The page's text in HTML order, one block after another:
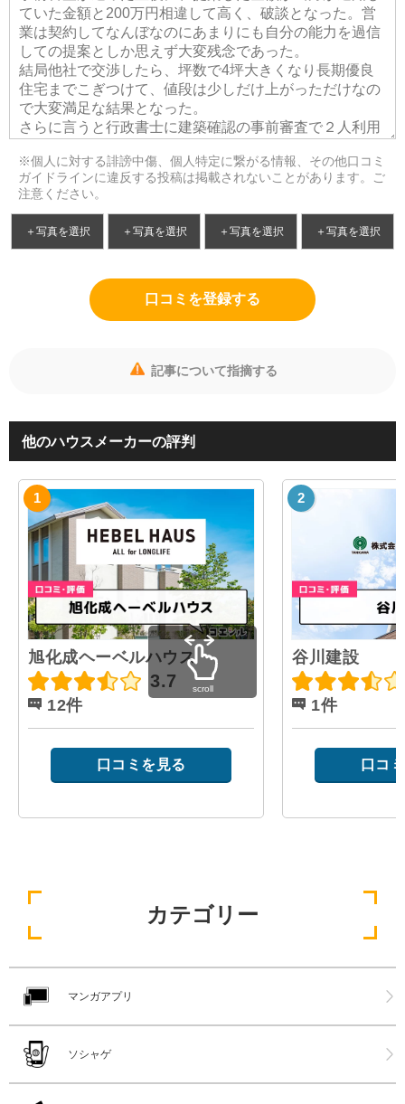
※個人に対する誹謗中傷、個人特定に繋がる情報、その他口コミ
ガイドラインに違反する投稿は掲載されないことがあります。ご
注意ください。
＋写真を選択 ＋写真を選択 ＋写真を選択 ＋写真を選択
口コミを登録する
記事について指摘する
他のハウスメーカーの評判
旭化成ヘーベルハウス
3.7
12件
口コミを見る
谷川建設
1件
口コ
scroll
カテゴリー
マンガアプリ
ソシャゲ